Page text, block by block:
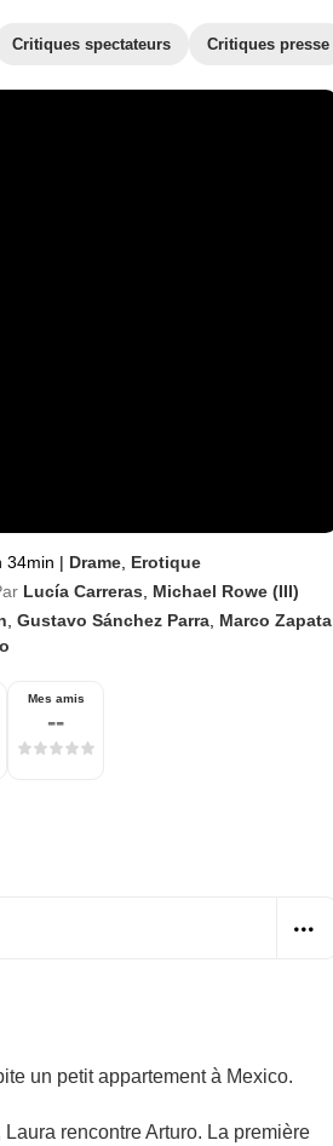
Critiques spectateurs Critiques presse
34min | Drame Erotique
Lucía Carreras
Michael Rowe (III)
Gustavo Sánchez Parra Marco Zapata
Mes amis
--
un petit appartement à Mexico.
rencontre Arturo. La première